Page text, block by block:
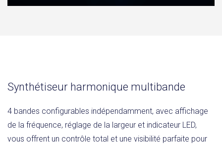
Synthétiseur harmonique multibande
4 bandes configurables indépendamment, avec affichage
de la fréquence, réglage de la largeur et indicateur LED,
vous offrent un contrôle total et une visibilité parfaite pour